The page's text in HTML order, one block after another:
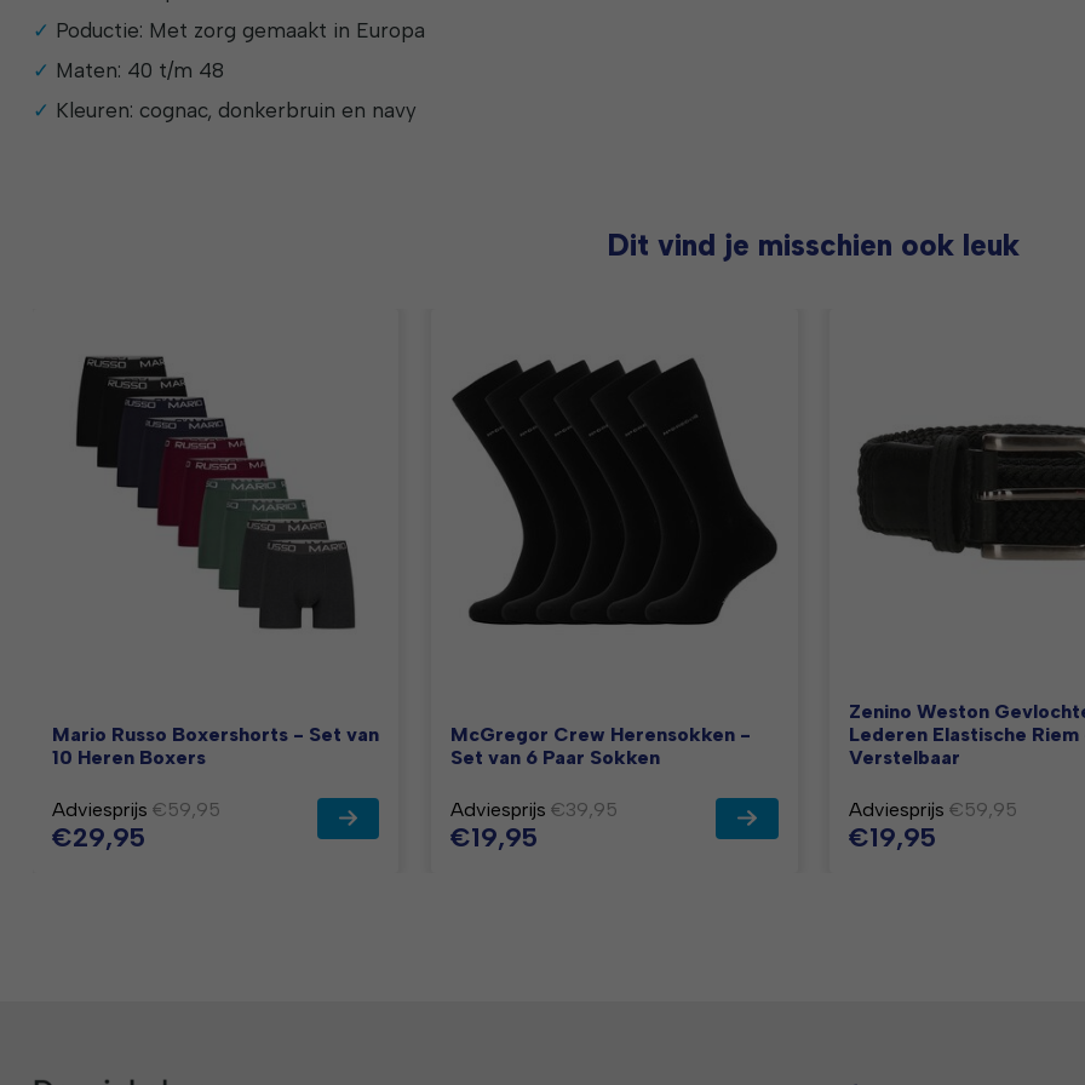
Poductie: Met zorg gemaakt in Europa
Maten: 40 t/m 48
Kleuren: cognac, donkerbruin en navy
Dit vind je misschien ook leuk
Mario Russo Boxershorts - Set van
10 Heren Boxers
Adviesprijs €59,95
€29,95
McGregor Crew Herensokken -
Set van 6 Paar Sokken
Adviesprijs €39,95
€19,95
Zenino Weston
Lederen Elastische Riem
Verstelbaar
Adviesprijs €59,95
€19,95